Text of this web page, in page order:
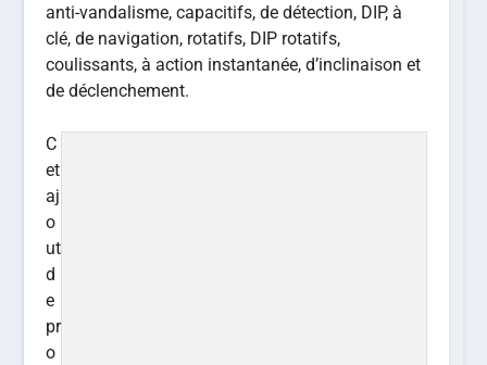
anti-vandalisme, capacitifs, de détection, DIP, à
clé, de navigation, rotatifs, DIP rotatifs,
coulissants, à action instantanée, d’inclinaison et
de déclenchement.
C
et
aj
o
ut
d
e
pr
o